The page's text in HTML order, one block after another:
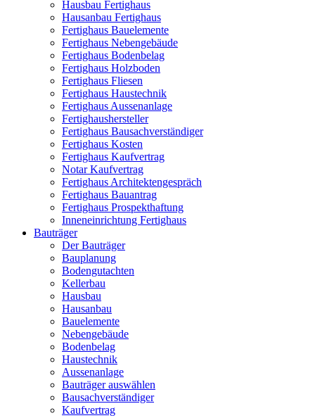
Hausbau Fertighaus
Hausanbau Fertighaus
Fertighaus Bauelemente
Fertighaus Nebengebäude
Fertighaus Bodenbelag
Fertighaus Holzboden
Fertighaus Fliesen
Fertighaus Haustechnik
Fertighaus Aussenanlage
Fertighaushersteller
Fertighaus Bausachverständiger
Fertighaus Kosten
Fertighaus Kaufvertrag
Notar Kaufvertrag
Fertighaus Architektengespräch
Fertighaus Bauantrag
Fertighaus Prospekthaftung
Inneneinrichtung Fertighaus
Bauträger
Der Bauträger
Bauplanung
Bodengutachten
Kellerbau
Hausbau
Hausanbau
Bauelemente
Nebengebäude
Bodenbelag
Haustechnik
Aussenanlage
Bauträger auswählen
Bausachverständiger
Kaufvertrag